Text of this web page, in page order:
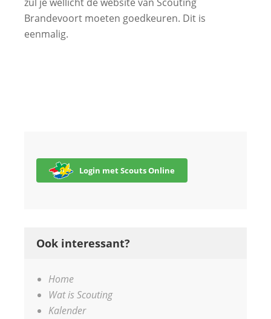
Brandevoort moeten goedkeuren. Dit is
eenmalig.
Login met Scouts Online
Ook interessant?
Home
Wat is Scouting
Kalender